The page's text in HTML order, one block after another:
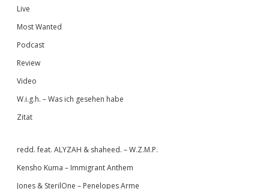
Live
Most Wanted
Podcast
Review
Video
W.i.g.h. – Was ich gesehen habe
Zitat
redd. feat. ALYZAH & shaheed. – W.Z.M.P.
Kensho Kuma – Immigrant Anthem
Jones & SterilOne – Penelopes Arme